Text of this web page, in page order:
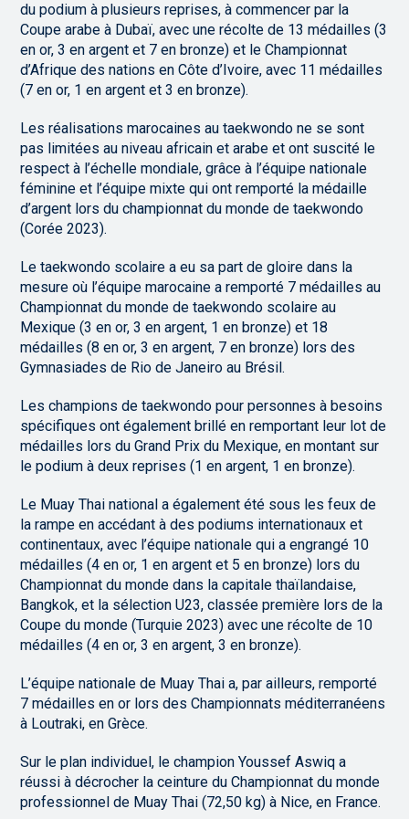
du podium à plusieurs reprises, à commencer par la
Coupe arabe à Dubaï, avec une récolte de 13 médailles (3
en or, 3 en argent et 7 en bronze) et le Championnat
d’Afrique des nations en Côte d’Ivoire, avec 11 médailles
(7 en or, 1 en argent et 3 en bronze).
Les réalisations marocaines au taekwondo ne se sont
pas limitées au niveau africain et arabe et ont suscité le
respect à l’échelle mondiale, grâce à l’équipe nationale
féminine et l’équipe mixte qui ont remporté la médaille
d’argent lors du championnat du monde de taekwondo
(Corée 2023).
Le taekwondo scolaire a eu sa part de gloire dans la
mesure où l’équipe marocaine a remporté 7 médailles au
Championnat du monde de taekwondo scolaire au
Mexique (3 en or, 3 en argent, 1 en bronze) et 18
médailles (8 en or, 3 en argent, 7 en bronze) lors des
Gymnasiades de Rio de Janeiro au Brésil.
Les champions de taekwondo pour personnes à besoins
spécifiques ont également brillé en remportant leur lot de
médailles lors du Grand Prix du Mexique, en montant sur
le podium à deux reprises (1 en argent, 1 en bronze).
Le Muay Thai national a également été sous les feux de
la rampe en accédant à des podiums internationaux et
continentaux, avec l’équipe nationale qui a engrangé 10
médailles (4 en or, 1 en argent et 5 en bronze) lors du
Championnat du monde dans la capitale thaïlandaise,
Bangkok, et la sélection U23, classée première lors de la
Coupe du monde (Turquie 2023) avec une récolte de 10
médailles (4 en or, 3 en argent, 3 en bronze).
L’équipe nationale de Muay Thai a, par ailleurs, remporté
7 médailles en or lors des Championnats méditerranéens
à Loutraki, en Grèce.
Sur le plan individuel, le champion Youssef Aswiq a
réussi à décrocher la ceinture du Championnat du monde
professionnel de Muay Thai (72,50 kg) à Nice, en France.